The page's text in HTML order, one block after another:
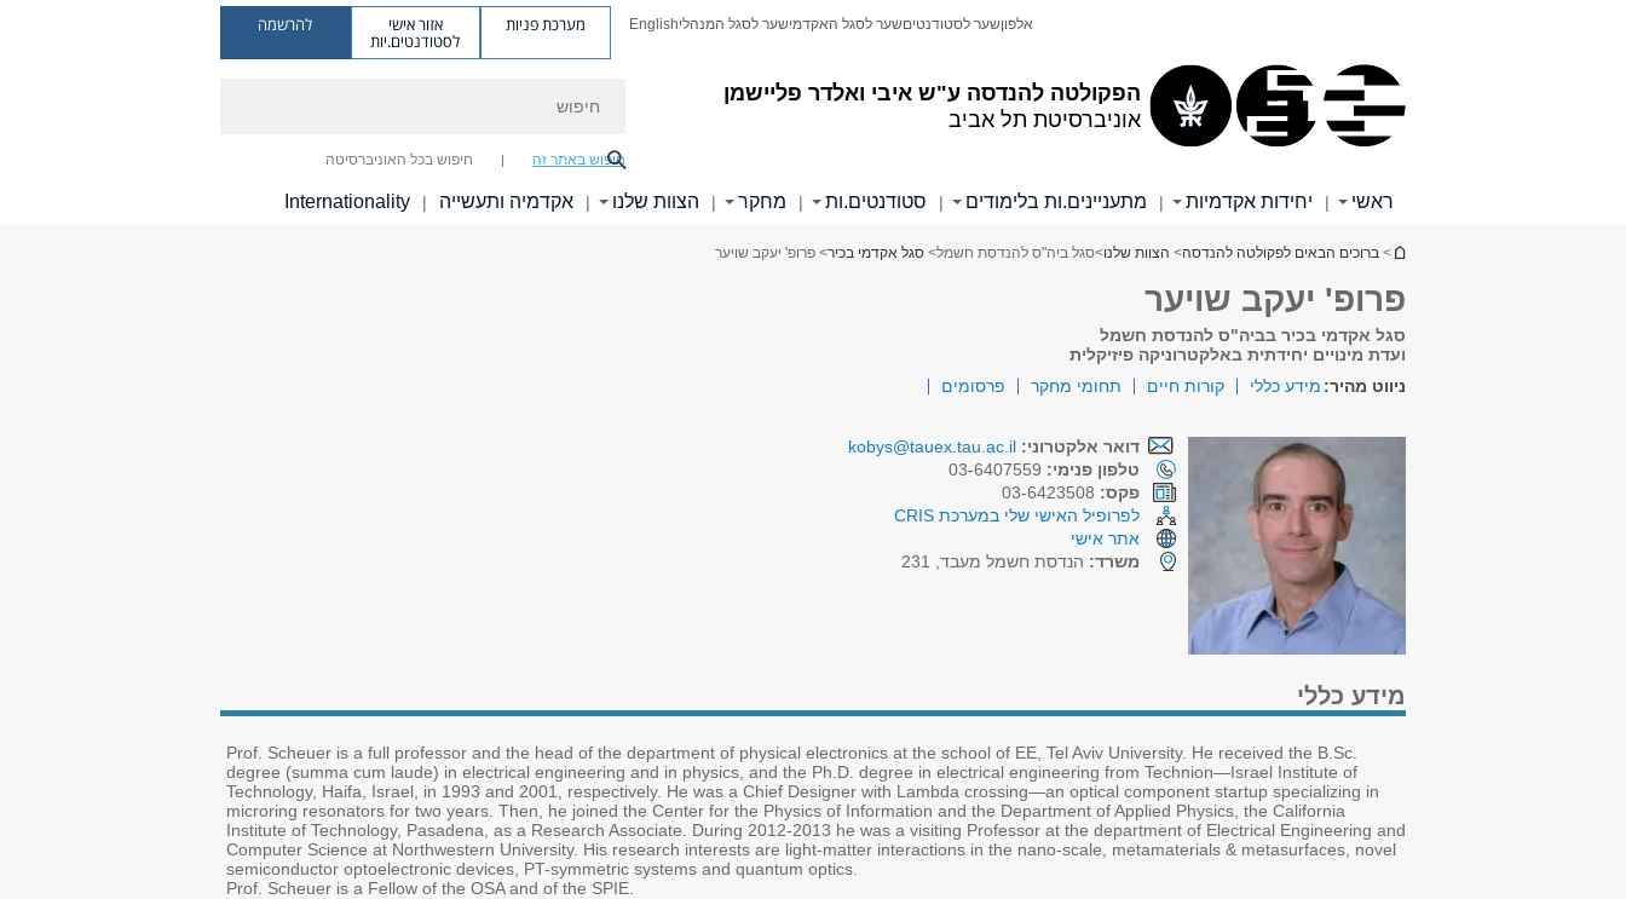
הפקולטה להנדסה ע"ש איבי ואלדר פליישמן
אוניברסיטת תל אביב
אלפוןשער לסטודנטיםשער לסגל האקדמישער לסגל המנהליEnglish מערכת פניות אזור אישי
לסטודנטים.יות
להרשמה
חיפוש באתר זה חיפוש בכל האוניברסיטה
ראשי | יחידות אקדמיות | מתעניינים.ות בלימודים | סטודנטים.ות | מחקר | הצוות שלנו | אקדמיה ותעשייה |
Internationality
הינך נמצא כאן
> ברוכים הבאים לפקולטה להנדסה> הצוות שלנו>סגל ביה"ס להנדסת חשמל> סגל אקדמי בכיר> פרופ' יעקב שויער
פרופ' יעקב שויער
סגל אקדמי בכיר בביה"ס להנדסת חשמל
ועדת מינויים יחידתית באלקטרוניקה פיזיקלית
ניווט מהיר: מידע כללי קורות חיים תחומי מחקר פרסומים
דואר אלקטרוני: kobys@tauex.tau.ac.il
טלפון פנימי:
פקס:
לפרופיל האישי שלי במערכת CRIS
אתר אישי
משרד: הנדסת חשמל מעבד, 231
מידע כללי
Prof. Scheuer is a full professor and the head of the department of physical electronics at the school of EE, Tel Aviv University. He received the B.Sc.
degree (summa cum laude) in electrical engineering and in physics, and the Ph.D. degree in electrical engineering from Technion—Israel Institute of
Technology, Haifa, Israel, in 1993 and 2001, respectively. He was a Chief Designer with Lambda crossing—an optical component startup specializing in
microring resonators for two years. Then, he joined the Center for the Physics of Information and the Department of Applied Physics, the California
Institute of Technology, Pasadena, as a Research Associate. During 2012-2013 he was a visiting Professor at the department of Electrical Engineering and
Computer Science at Northwestern University. His research interests are light-matter interactions in the nano-scale, metamaterials & metasurfaces, novel
semiconductor optoelectronic devices, PT-symmetric systems and quantum optics.
Prof. Scheuer is a Fellow of the OSA and of the SPIE.